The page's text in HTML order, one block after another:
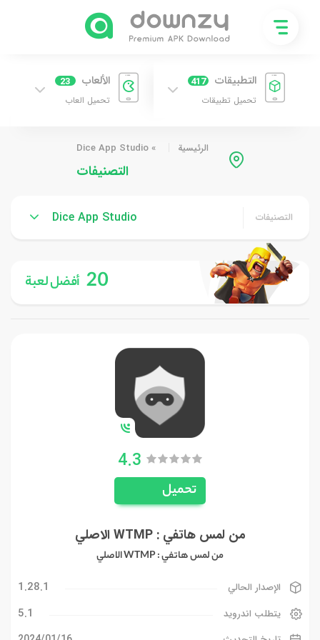
التطبيقات 417
تحميل تطبيقات
الألعاب 23
تحميل العاب
الرئيسية »
Dice App Studio
التصنيفات
التصنيفات Dice App Studio
20 أفضل لعبة
4.3
تحميل
من لمس هاتفي : WTMP الاصلي
من لمس هاتفي : WTMP الاصلي
الإصدار الحالي 1.28.1
يتطلب اندرويد 5.1